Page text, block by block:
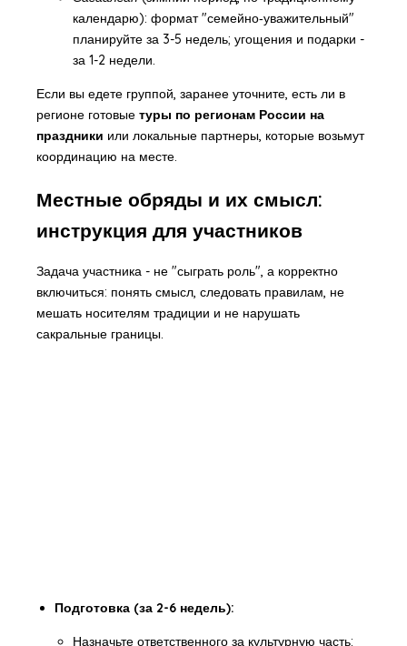
календарю): формат "семейно‑уважительный"
планируйте за 3-5 недель; угощения и подарки -
за 1-2 недели.
Если вы едете группой, заранее уточните, есть ли в
регионе готовые туры по регионам России на
праздники или локальные партнеры, которые возьмут
координацию на месте.
Местные обряды и их смысл:
инструкция для участников
Задача участника - не "сыграть роль", а корректно
включиться: понять смысл, следовать правилам, не
мешать носителям традиции и не нарушать
сакральные границы.
Подготовка (за 2-6 недель):
Назначьте ответственного за культурную часть: